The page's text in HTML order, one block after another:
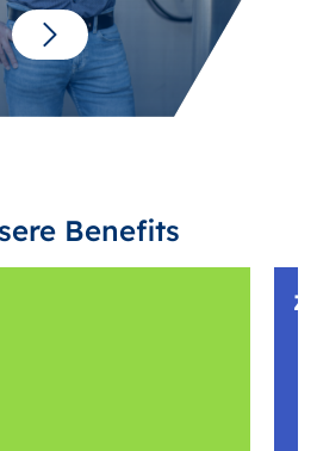
Benefits